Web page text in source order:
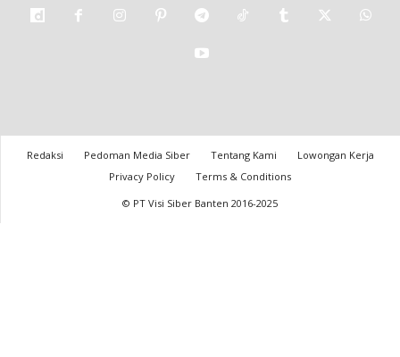
Redaksi Pedoman Media Siber Tentang Kami
Lowongan Kerja
Privacy Policy
Terms & Conditions
© PT Visi Siber Banten 2016-2025